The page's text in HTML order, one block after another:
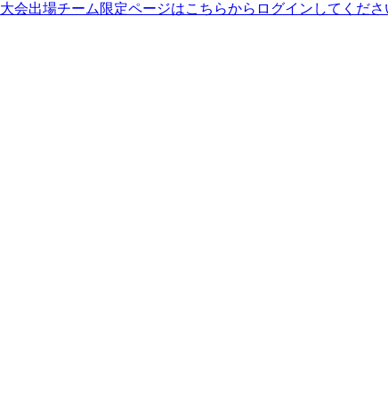
大会出場チーム限定ページはこちらからログインしてくださ